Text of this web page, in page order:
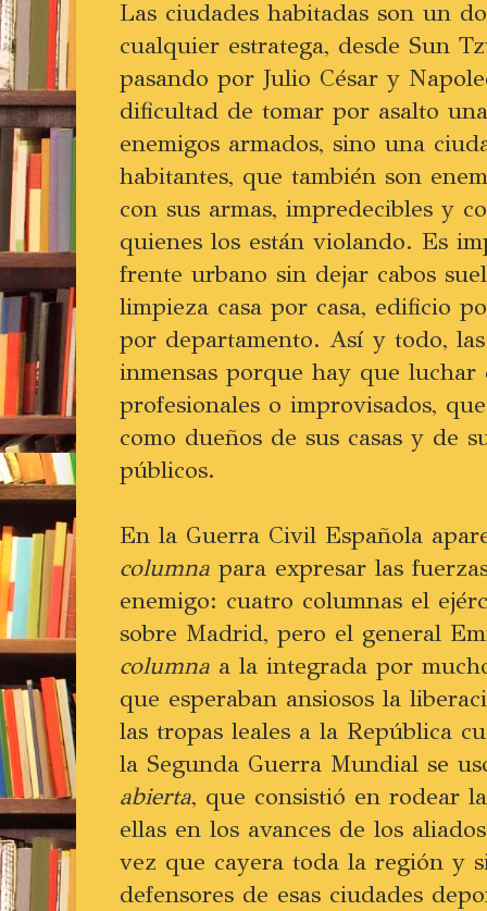
Las ciudades habitadas son un
cualquier estratega, desde Sun
pasando por Julio César y
dificultad de tomar por asalto
enemigos armados, sino una
habitantes, que también son
con sus armas, impredecibles y
quienes los están violando. Es
frente urbano sin dejar cabos
limpieza casa por casa, edificio
por departamento. Así y todo,
inmensas porque hay que
profesionales o improvisados,
como dueños de sus casas y de
públicos.
En la Guerra Civil Española
columna para expresar las
enemigo: cuatro columnas el
sobre Madrid, pero el general
columna a la integrada por
que esperaban ansiosos la
las tropas leales a la República
la Segunda Guerra Mundial se
abierta, que consistió en rodear
ellas en los avances de los
vez que cayera toda la región y
defensores de esas ciudades